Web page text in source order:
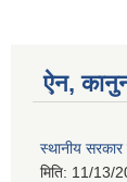
ऐन,
स्थानीय
मिति: 11/13/